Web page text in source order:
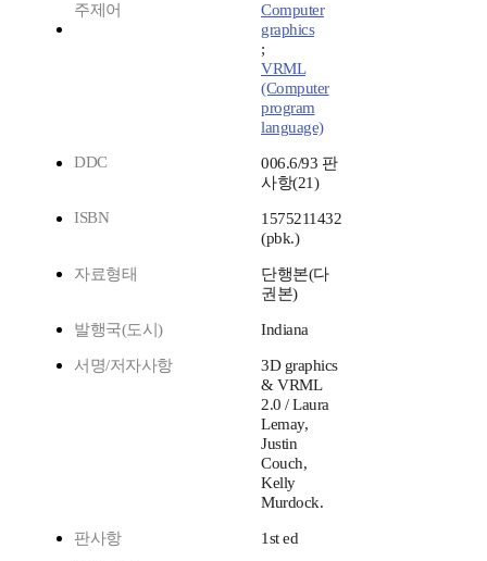
주제어
Computer
graphics
;
VRML
(Computer
program
language)
DDC
006.6/93 판
사항(21)
ISBN
1575211432
(pbk.)
자료형태
단행본(다
권본)
발행국(도시) Indiana
서명/저자사항
3D graphics
& VRML
2.0 / Laura
Lemay,
Justin
Couch,
Kelly
Murdock.
판사항 1st ed